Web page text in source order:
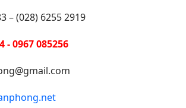
– (028) 6255 2919
- 0967 085256